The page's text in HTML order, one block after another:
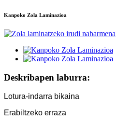
Kanpoko Zola Laminazioa
Deskribapen laburra:
Lotura-indarra bikaina
Erabiltzeko erraza